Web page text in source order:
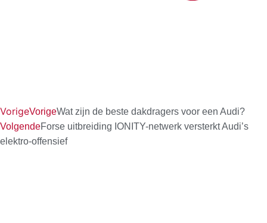
VorigeVorigeWat zijn de beste dakdragers voor een Audi?
VolgendeForse uitbreiding IONITY-netwerk versterkt Audi’s
elektro-offensief